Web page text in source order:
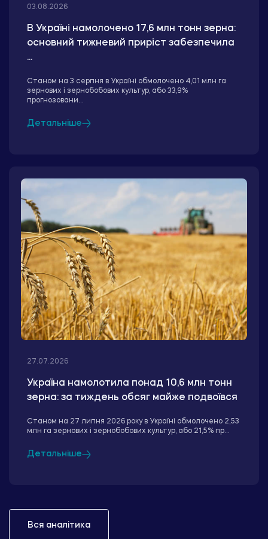
03.08.2026
В Україні намолочено 17,6 млн тонн зерна:
основний тижневий приріст забезпечила
...
Станом на 3 серпня в Україні обмолочено 4,01 млн га
зернових і зернобобових культур, або 33,9%
прогнозовани...
Детальніше
27.07.2026
Україна намолотила понад 10,6 млн тонн
зерна: за тиждень обсяг майже подвоївся
Станом на 27 липня 2026 року в Україні обмолочено 2,53
млн га зернових і зернобобових культур, або 21,5% пр...
Детальніше
Вся аналітика